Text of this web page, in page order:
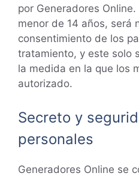
por Generadores
menor de 14 años, será
consentimiento de los
tratamiento, y este solo
la medida en la que los
autorizado.
Secreto y
personales
Generadores Online se